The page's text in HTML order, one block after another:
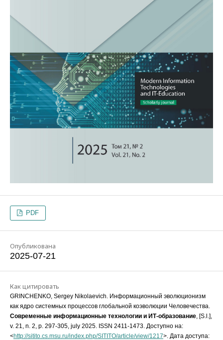
PDF
Опубликована
2025-07-21
Как цитировать
GRINCHENKO, Sergey Nikolaevich. Информационный эволюционизм
как ядро системных процессов глобальной коэволюции Человечества.
Современные информационные технологии и ИТ-образование , [S.l.],
v. 21, n. 2, p. 297-305, july 2025. ISSN 2411-1473. Доступно на:
<http://sitito.cs.msu.ru/index.php/SITITO/article/view/1217>. Дата доступа: